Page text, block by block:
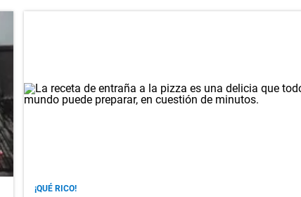
¡QUÉ RICO!